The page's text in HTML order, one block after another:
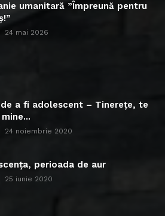
umanitară ”Împreună pentru
24 mai 2026
de a fi adolescent – Tinerețe, te
24 noiembrie 2020
perioada de aur
25 iunie 2020